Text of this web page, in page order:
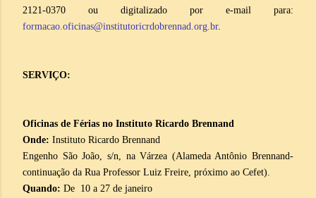
2121-0370 ou digitalizado por e-mail para:
formacao.oficinas@institutoricrdobrennad.org.br.
SERVIÇO:
Oficinas de Férias no Instituto Ricardo Brennand
Onde: Instituto Ricardo Brennand
Engenho São João, s/n, na Várzea (Alameda Antônio Brennand-
continuação da Rua Professor Luiz Freire, próximo ao Cefet).
Quando: De 10 a 27 de janeiro